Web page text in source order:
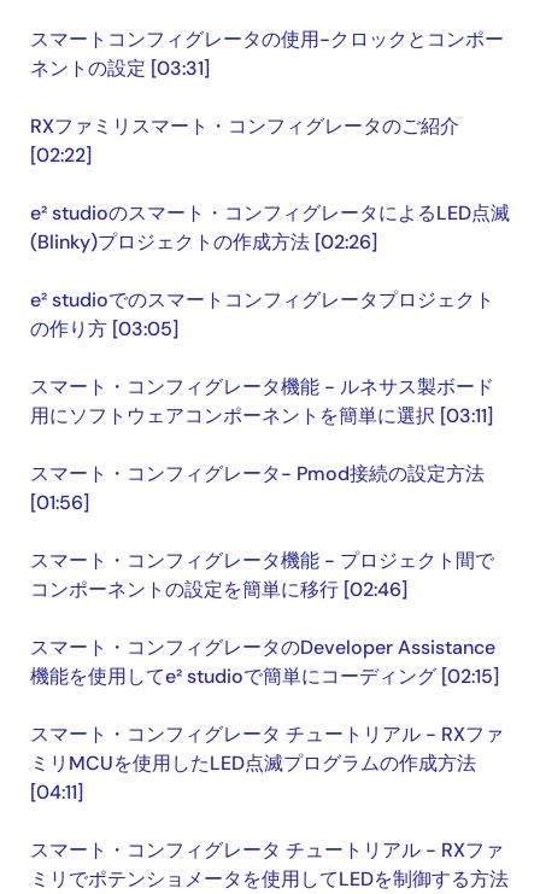
スマートコンフィグレータの使用-クロックとコンポー
ネントの設定 [03:31]
RXファミリスマート・コンフィグレータのご紹介
[02:22]
e² studioのスマート・コンフィグレータによるLED点滅
(Blinky)プロジェクトの作成方法 [02:26]
e² studioでのスマートコンフィグレータプロジェクト
の作り方 [03:05]
スマート・コンフィグレータ機能 - ルネサス製ボード
用にソフトウェアコンポーネントを簡単に選択 [03:11]
スマート・コンフィグレータ- Pmod接続の設定方法
[01:56]
スマート・コンフィグレータ機能 - プロジェクト間で
コンポーネントの設定を簡単に移行 [02:46]
スマート・コンフィグレータのDeveloper Assistance
機能を使用してe² studioで簡単にコーディング [02:15]
スマート・コンフィグレータ チュートリアル - RXファ
ミリMCUを使用したLED点滅プログラムの作成方法
[04:11]
スマート・コンフィグレータ チュートリアル - RXファ
ミリでポテンショメータを使用してLEDを制御する方法